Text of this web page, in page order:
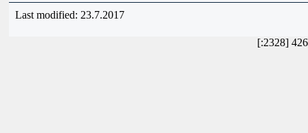
Last modified: 23.7.2017
[:2328]